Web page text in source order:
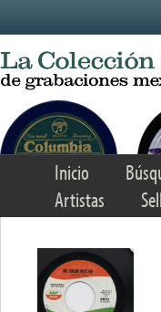
Inicio
Artistas